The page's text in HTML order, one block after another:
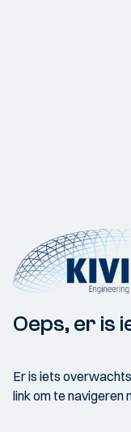
Oeps, er is
Er is iets
link om te navigeren